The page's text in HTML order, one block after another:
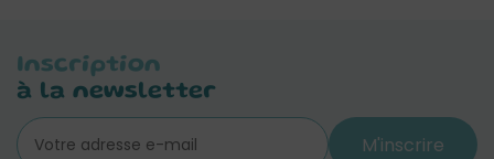
Inscription
à la newsletter
M'inscrire